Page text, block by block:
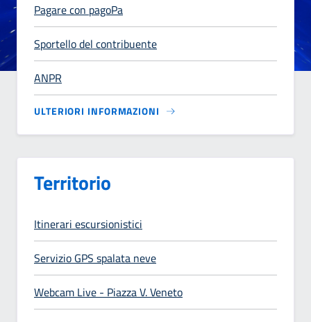
Pagare con pagoPa
Sportello del contribuente
ANPR
ULTERIORI INFORMAZIONI
Territorio
Itinerari escursionistici
Servizio GPS spalata neve
Webcam Live - Piazza V. Veneto